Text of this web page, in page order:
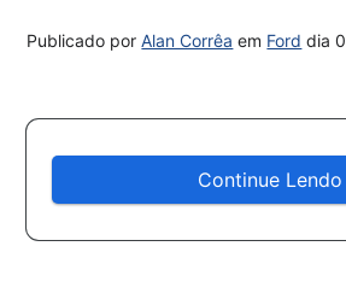
Publicado porAlan Corrêa em Ford dia
Continue Lendo